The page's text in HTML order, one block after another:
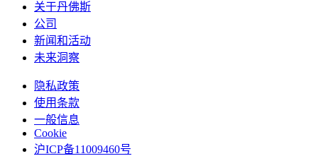
关于丹佛斯
公司
新闻和活动
未来洞察
隐私政策
使用条款
一般信息
Cookie
沪ICP备11009460号